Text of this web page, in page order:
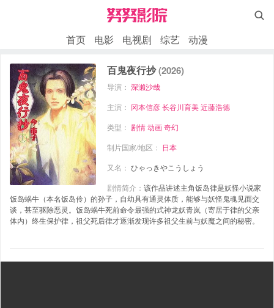

首页 电影 电视剧 综艺 动漫
百鬼夜行抄(2026)
导演：深濑沙哉
主演： 冈本信彦 长谷川育美 近藤浩德
类型： 剧情 动画 奇幻
制片国家/地区： 日本
又名：ひゃっきやこうしょう
剧情简介：该作品讲述主角饭岛律是妖怪小说家
饭岛蜗牛（本名饭岛伶）的孙子，自幼具有通灵体质，能够与妖怪鬼魂见面交
谈，甚至驱除恶灵。饭岛蜗牛死前命令最强的式神龙妖青岚（寄居于律的父亲
体内）终生保护律，祖父死后律才逐渐发现许多祖父生前与妖魔之间的秘密。